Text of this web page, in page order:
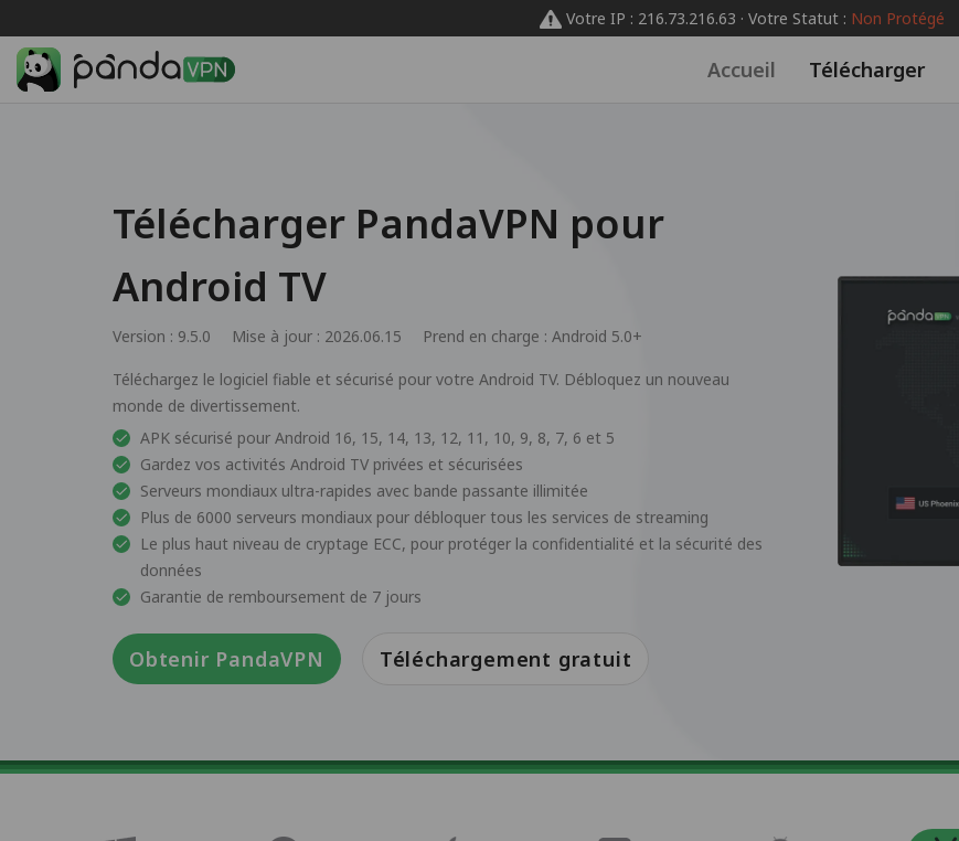
Votre IP : 216.73.216.63 · Votre Statut : Non Protégé
Accueil Télécharger
Télécharger PandaVPN pour
Android TV
Version : 9.5.0 Mise à jour : 2026.06.15 Prend en charge : Android 5.0+
Téléchargez le logiciel fiable et sécurisé pour votre Android TV. Débloquez un nouveau
monde de divertissement.
APK sécurisé pour Android 16, 15, 14, 13, 12, 11, 10, 9, 8, 7, 6 et 5
Gardez vos activités Android TV privées et sécurisées
Serveurs mondiaux ultra-rapides avec bande passante illimitée
Plus de 6000 serveurs mondiaux pour débloquer tous les services de streaming
Le plus haut niveau de cryptage ECC, pour protéger la confidentialité et la sécurité des
données
Garantie de remboursement de 7 jours
Obtenir PandaVPN Téléchargement gratuit